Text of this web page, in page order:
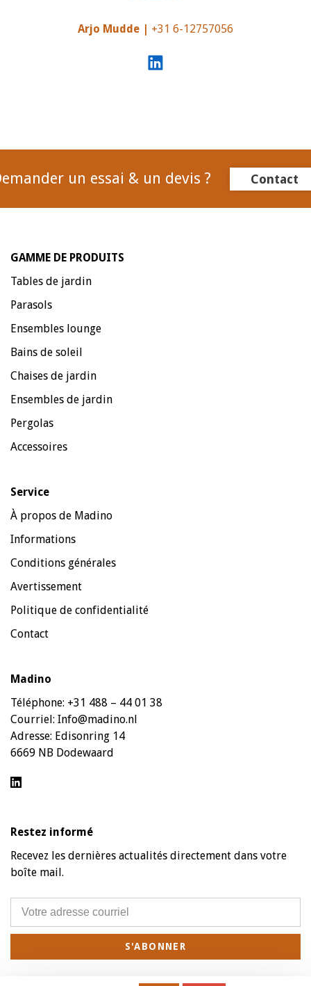
Arjo Mudde | +31 6-12757056
un essai & un devis ? Contact
GAMME DE PRODUITS
Tables de jardin
Parasols
Ensembles lounge
Bains de soleil
Chaises de jardin
Ensembles de jardin
Pergolas
Accessoires
Service
À propos de Madino
Informations
Conditions générales
Avertissement
Politique de confidentialité
Contact
Madino
Téléphone: +31 488 – 44 01 38
Courriel: Info@madino.nl
Adresse: Edisonring 14
6669 NB Dodewaard
Restez informé
Recevez les dernières actualités directement dans votre
boîte mail.
S'ABONNER